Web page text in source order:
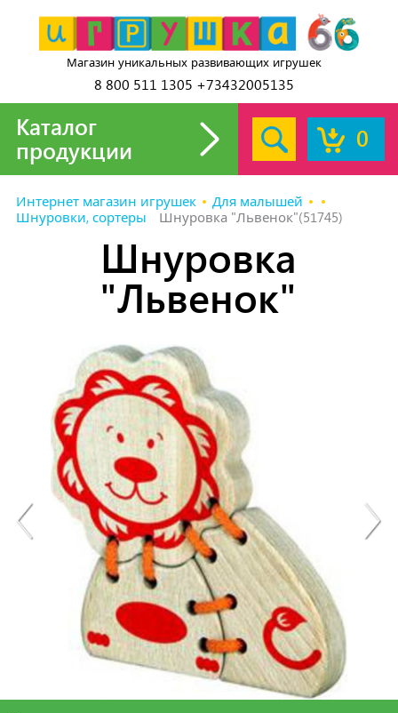
Магазин уникальных развивающих игрушек
8 800 511 1305 +73432005135
0
Каталог
продукции
Интернет магазин игрушек
Для малышей
Шнуровки, сортеры
Шнуровка "Львенок"(51745)
Шнуровка
"Львенок"